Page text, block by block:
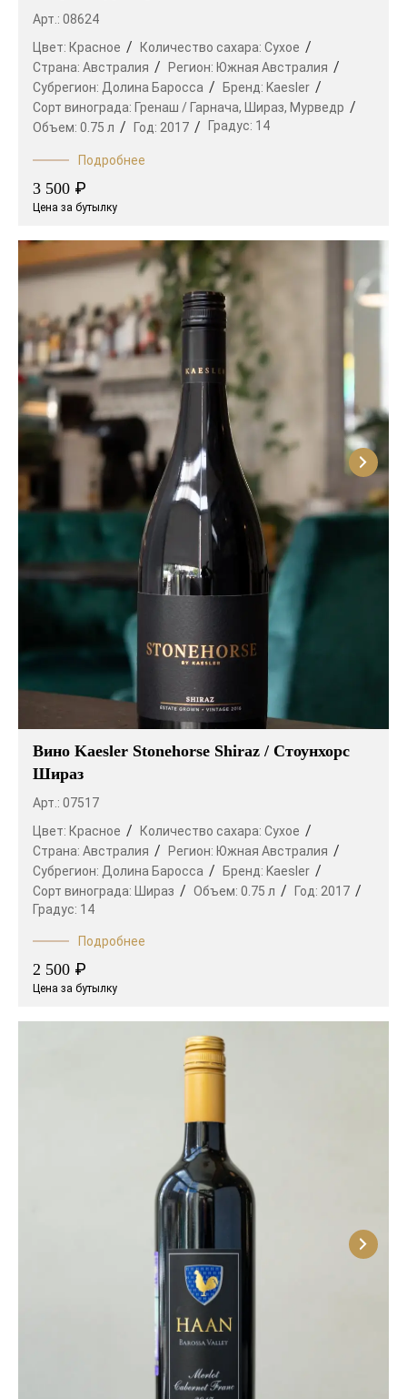
Арт.: 08624
Цвет: Красное Количество сахара: Сухое
Страна: Австралия Регион: Южная Австралия
Субрегион: Долина Баросса Бренд: Kaesler
Сорт винограда: Гренаш / Гарнача, Шираз, Мурведр
Объем: 0.75 л Год: 2017 Градус: 14
Подробнее
3 500 ₽
Цена за бутылку
Вино Kaesler Stonehorse Shiraz / Стоунхорс
Шираз
Арт.: 07517
Цвет: Красное Количество сахара: Сухое
Страна: Австралия Регион: Южная Австралия
Субрегион: Долина Баросса Бренд: Kaesler
Сорт винограда:
Шираз Объем: 0.75 л Год: 2017
Градус: 14
Подробнее
2 500 ₽
Цена за бутылку